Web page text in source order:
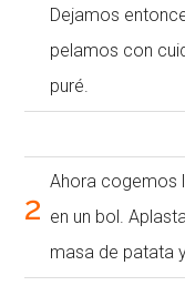
Dejamos
pelamos con
puré.
2
Ahora cogemos
en un bol.
masa de patata